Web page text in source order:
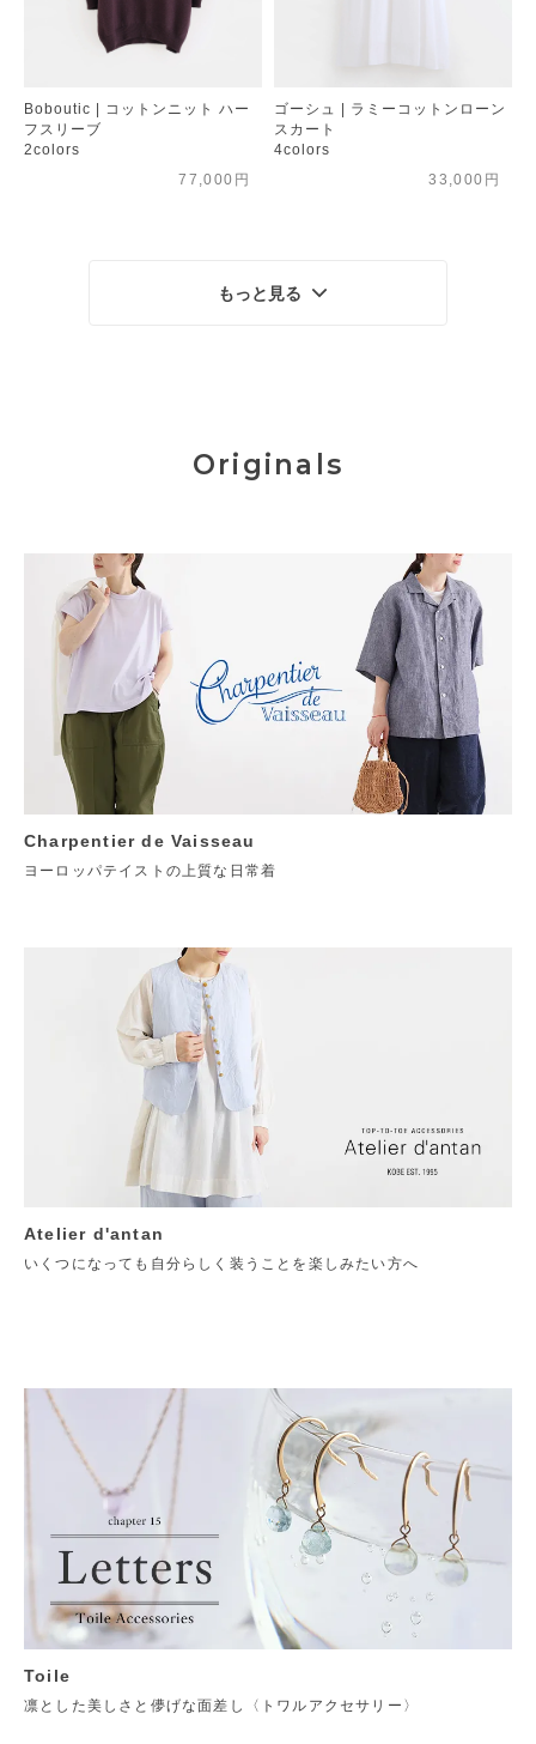
Boboutic | コットンニット ハー
フスリーブ
2colors
77,000円
ゴーシュ | ラミーコットンローン
スカート
4colors
33,000円
もっと見る
Originals
Charpentier de Vaisseau
ヨーロッパテイストの上質な日常着
Atelier d'antan
いくつになっても自分らしく装うことを楽しみたい方へ
Toile
凛とした美しさと儚げな面差し〈トワルアクセサリー〉